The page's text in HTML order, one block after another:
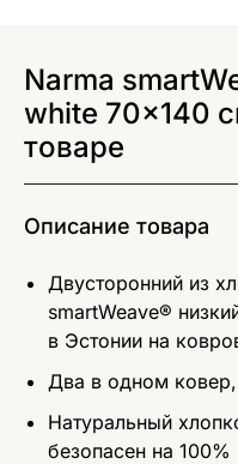
Narma
white 70x140
товаре
Описание товара
Двусторонний из
smartWeave®
в Эстонии на
Два в одном
Натуральный
безопасен на 100%